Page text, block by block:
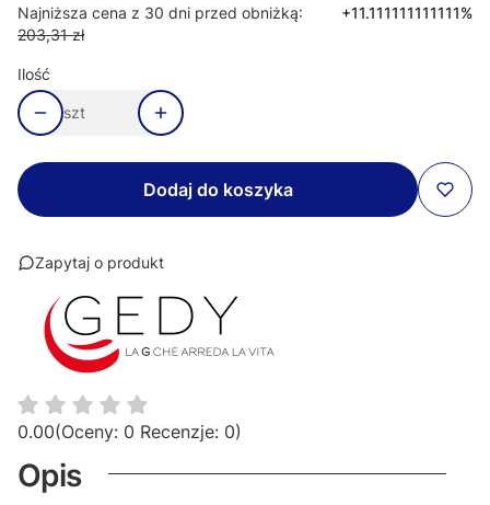
Najniższa cena z 30 dni przed obniżką:
203,31 zł
+11.111111111111%
Ilość
szt
Dodaj do koszyka
Zapytaj o produkt
0.00(Oceny: 0 Recenzje: 0)
Opis